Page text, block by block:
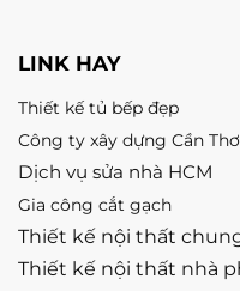
LINK HAY
Thiết kế tủ bếp đẹp
Công ty xây dựng Cần Thơ
Dịch vụ sửa nhà HCM
Gia công cắt gạch
Thiết kế nội thất
Thiết kế nội thất nhà